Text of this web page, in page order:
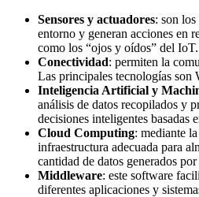
Sensores y actuadores: son
entorno y generan acciones en
como los “ojos y oídos” del IoT.
Conectividad: permiten la
Las principales tecnologías
Inteligencia Artificial y
análisis de datos recopilados y
decisiones inteligentes basadas
Cloud Computing: mediante
infraestructura adecuada para
cantidad de datos generados
Middleware: este software
diferentes aplicaciones y